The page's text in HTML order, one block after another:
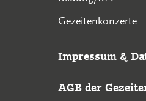
Gezeitenkonzerte
Impressum &
AGB der